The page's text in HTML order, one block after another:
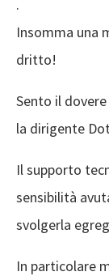
.
Insomma una
dritto!
Sento il
la dirigente
Il supporto
sensibilità
svolgerla
In particolare